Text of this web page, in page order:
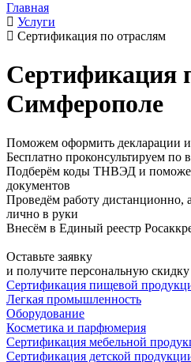
Главная
Услуги
Сертификация по отраслям
Сертификация
Симферополе
Поможем оформить декларации и
Бесплатно проконсультируем по
Подберём коды ТНВЭД и
документов
Проведём работу дистанционно,
лично в руки
Внесём в Единый реестр
Оставьте заявку
и получите персональную скидку
Сертификация пищевой
Легкая промышленность
Оборудование
Косметика и парфюмерия
Сертификация мебельной
Сертификация детской